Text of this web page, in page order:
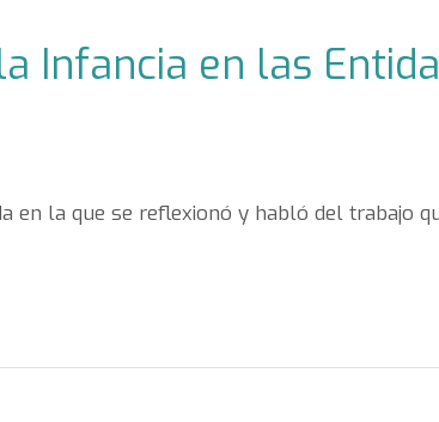
Infancia en las
en la que se reflexionó y habló del trabajo